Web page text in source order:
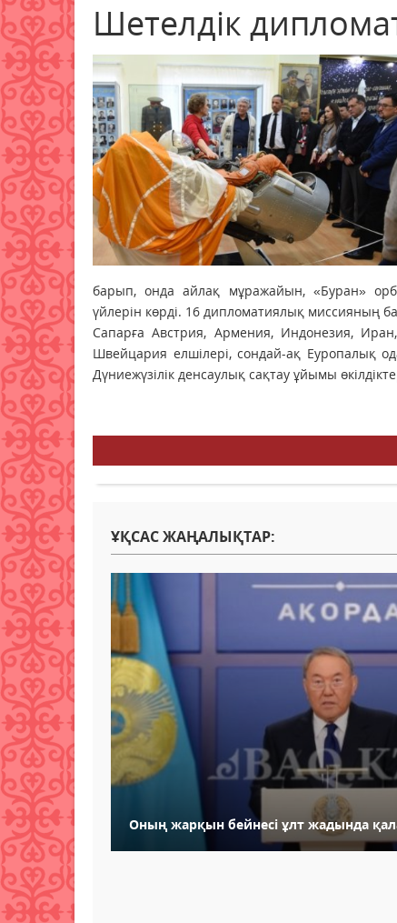
Шетелдік
барып, онда айлақ мұражайын, «Буран»
үйлерін көрді. 16 дипломатиялық миссияның
Сапарға Австрия, Армения, Индонезия,
Швейцария елшілері, сондай-ақ Еуропалық
Дүниежүзілік денсаулық сақтау ұйымы
ҰҚСАС ЖАҢАЛЫҚТАР:
Оның жарқын бейнесі ұлт жадында